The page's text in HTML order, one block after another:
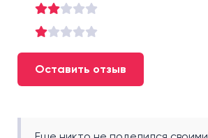
Оставить отзыв